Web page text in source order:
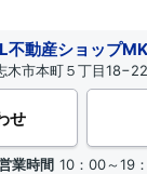
不動産ショップ
市本町５丁目
せ
業時間 10：00～19